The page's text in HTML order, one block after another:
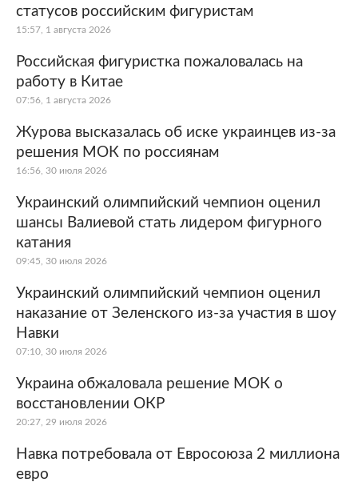
статусов российским фигуристам
15:57, 1 августа 2026
Российская фигуристка пожаловалась на
работу в Китае
07:56, 1 августа 2026
Журова высказалась об иске украинцев из-за
решения МОК по россиянам
16:56, 30 июля 2026
Украинский олимпийский чемпион оценил
шансы Валиевой стать лидером фигурного
катания
09:45, 30 июля 2026
Украинский олимпийский чемпион оценил
наказание от Зеленского из-за участия в шоу
Навки
07:10, 30 июля 2026
Украина обжаловала решение МОК о
восстановлении ОКР
20:27, 29 июля 2026
Навка потребовала от Евросоюза 2 миллиона
евро